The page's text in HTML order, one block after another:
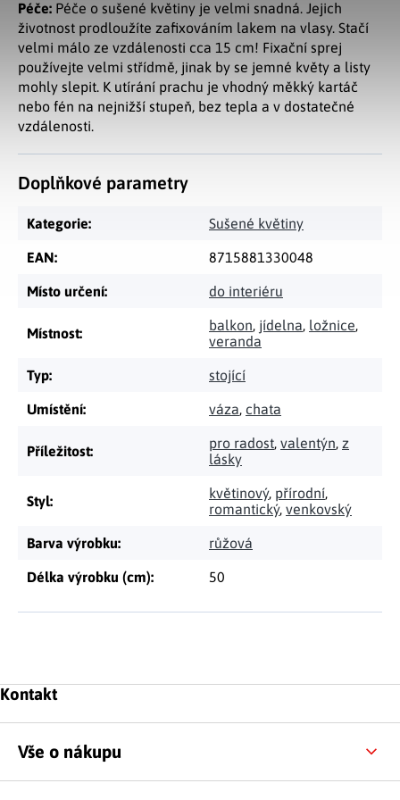
Péče: Péče o sušené květiny je velmi snadná. Jejich
životnost prodloužíte zafixováním lakem na vlasy. Stačí
velmi málo ze vzdálenosti cca 15 cm! Fixační sprej
používejte velmi střídmě, jinak by se jemné květy a listy
mohly slepit. K utírání prachu je vhodný měkký kartáč
nebo fén na nejnižší stupeň, bez tepla a v dostatečné
vzdálenosti.
Doplňkové parametry
Kategorie: Sušené květiny
EAN: 8715881330048
Místo určení: do interiéru
Místnost: balkon, jídelna, ložnice,
veranda
Typ: stojící
Umístění: váza, chata
Příležitost: pro radost, valentýn, z
lásky
Styl: květinový, přírodní,
romantický, venkovský
Barva výrobku: růžová
Délka výrobku (cm): 50
Zápatí
Kontakt
Vše o nákupu